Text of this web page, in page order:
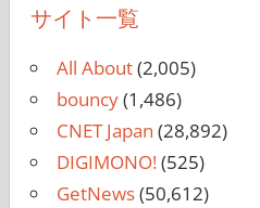
サイト一覧
All About(2,005)
bouncy(1,486)
CNET Japan (28,892)
DIGIMONO!(525)
GetNews(50,612)